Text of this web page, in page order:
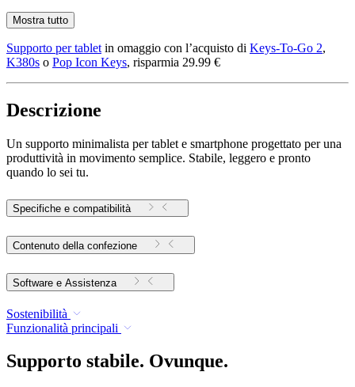
Mostra tutto
Supporto per tablet in omaggio con l’acquisto di Keys-To-Go 2,
K380s o Pop Icon Keys, risparmia 29.99 €
Descrizione
Un supporto minimalista per tablet e smartphone progettato per una
produttività in movimento semplice. Stabile, leggero e pronto
quando lo sei tu.
Specifiche e compatibilità
Contenuto della confezione
Software e Assistenza
Sostenibilità
Funzionalità principali
Supporto stabile. Ovunque.